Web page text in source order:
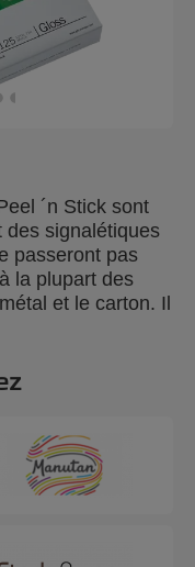
´n Stick sont
des signalétiques
passeront pas
la plupart des
et le carton. Il
du support
A4. Paquet